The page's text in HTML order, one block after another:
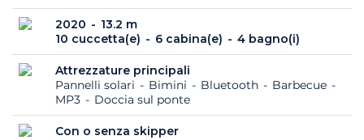
2020
13.2 m
10 cuccetta(e)
6 cabina(e) 4 bagno(i)
Attrezzature principali
Pannelli solari
Bimini Bluetooth
Barbecue
MP3
Doccia sul ponte
Con o senza skipper